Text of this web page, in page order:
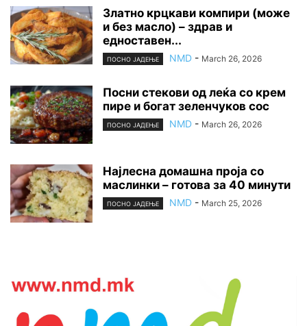
Златно крцкави компири (може
и без масло) – здрав и
едноставен...
ПОСНО ЈАДЕЊЕ NMD - March 26, 2026
Посни стекови од леќа со крем
пире и богат зеленчуков сос
ПОСНО ЈАДЕЊЕ NMD - March 26, 2026
Најлесна домашна проја со
маслинки – готова за 40 минути
ПОСНО ЈАДЕЊЕ NMD - March 25, 2026